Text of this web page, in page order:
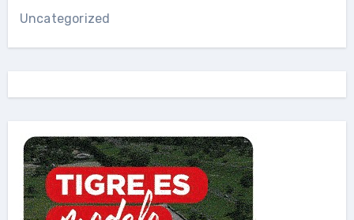
Uncategorized